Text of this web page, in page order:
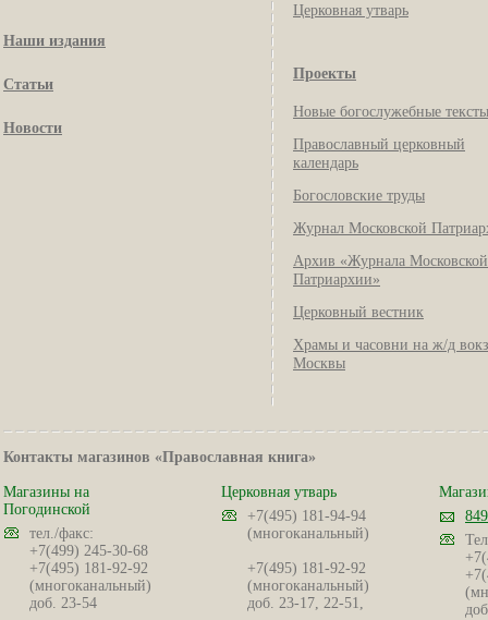
Наши издания
Статьи
Новости
Церковная утварь
Проекты
Новые богослужебные тексты
Православный церковный
календарь
Богословские труды
Журнал Московской
Архив «Журнала Московской
Патриархии»
Церковный вестник
Храмы и часовни на ж/д
Москвы
Контакты магазинов «Православная книга»
Магазины на
Погодинской
тел./факс:
+7(499) 245-30-68
+7(495) 181-92-92
(многоканальный)
доб. 23-54
Церковная утварь
+7(495) 181-94-94
(многоканальный)
+7(495) 181-92-92
(многоканальный)
доб. 23-17, 22-51,